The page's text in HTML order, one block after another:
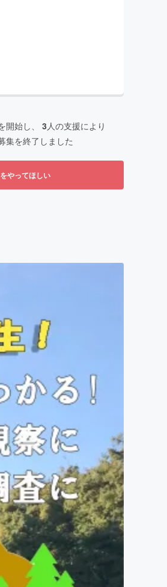
開始し、 3人の支援により
集を終了しました
やってほしい